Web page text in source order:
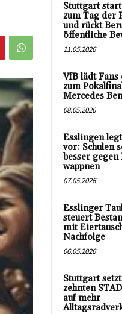
Stuttgart
zum Tag der
und rückt
öffentliche
11.05.2026
VfB lädt Fans
zum
Mercedes
08.05.2026
Esslingen
vor: Schulen
besser
wappnen
07.05.2026
Esslinger
steuert
mit
Nachfolge
06.05.2026
Stuttgart
zehnten
auf mehr